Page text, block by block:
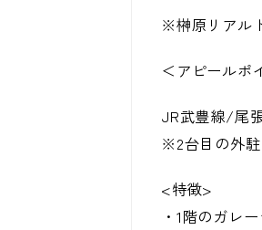
※榊原リアル
＜アピールポ
JR武豊線/尾
※2台目の外駐
<特徴>
・1階のガレ